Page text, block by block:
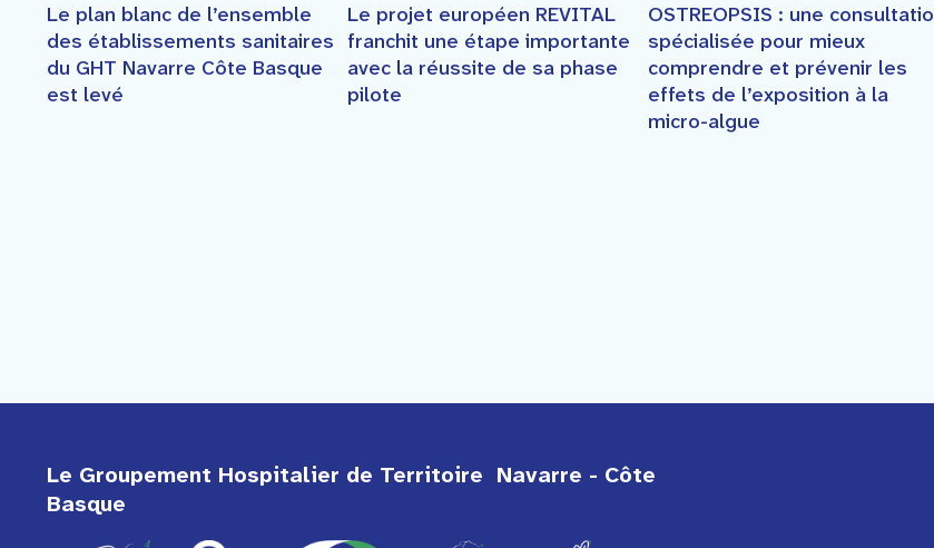
Le plan blanc de l’ensemble
des établissements sanitaires
du GHT Navarre Côte Basque
est levé
Le projet européen REVITAL
franchit une étape importante
avec la réussite de sa phase
pilote
OSTREOPSIS : une
spécialisée pour mieux
comprendre et prévenir les
effets de l’exposition à la
micro-algue
Le Groupement Hospitalier de Territoire Navarre - Côte
Basque